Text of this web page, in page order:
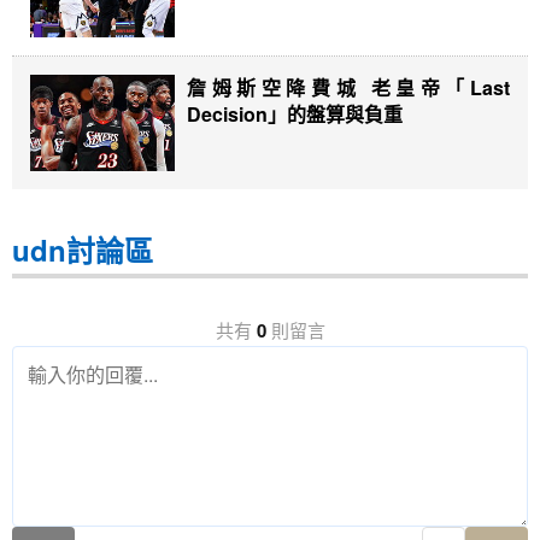
詹姆斯空降費城 老皇帝「Last
Decision」的盤算與負重
udn討論區
共有 0則留言